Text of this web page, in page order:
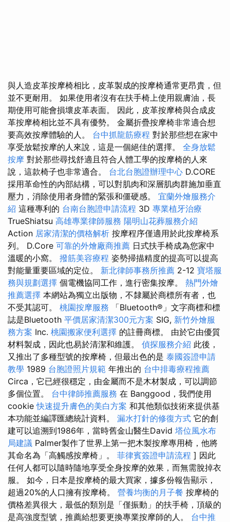
與人造皮革按摩椅相比，皮革製成的按摩椅通常更昂貴，但
並不更耐用。 如果使用者沒有在扶手椅上使用親膚油，長
期使用可能會損壞皮革表面。 因此，皮革按摩椅與合成皮
革按摩椅相比並不具有優勢。 金屬折疊按摩椅非常適合想
要高效按摩體驗的人。 台中抓龍筋療程 對於那些想在家中
享受放鬆按摩的人來說，這是一個絕佳的選擇。 全身放鬆
按摩 對於那些尋找舒適且符合人體工學的按摩椅的人來
說，這款椅子也非常適合。 台北台胞證辦理中心 D.CORE
採用革命性的內部結構，可以對肌肉和深層肌肉群施加垂直
壓力，消除使用者身體的緊張和僵硬感。 宜蘭外燴服務介
紹 這種專利的 台南台胞證申請流程 3D 專業植牙治療
TrueShiatsu 高雄專業律師服務 陽明山花葬服務介紹
Action 居家清潔的價格解析 按摩程序僅適用於此按摩椅系
列。 D.Core 可靠的外燴廠商推薦 日式扶手椅成為您家中
溫暖的小窩。 撥筋美容療程 姿勢掃描精度的提高可以提高
對能量重要區域的定位。 新北律師事務所推薦 2-12 寶塔服
務與規劃選擇 個電機協同工作，進行密集按摩。 熱門外燴
推薦選擇 本網站為獨立出版物，不隸屬於商標所有者，也
不受其認可。 桃園按摩服務
「Bluetooth®」文字商標和標
誌是Bluetooth 平價居家清潔300元方案 SIG, 新竹外燴服
務方案 Inc. 桃園搬家便利選擇 的註冊商標。 由於它由優質
材料製成，因此也易於清潔和維護。 偵探服務介紹 此後，
又推出了多種型號的按摩椅，但最出色的是 泰國簽證申請
教學 1989 台胞證照片規範 年推出的 台中排毒療程推薦
Circa，它已經很穩定，由金屬而不是木材製成，可以調節
多個位置。 台中律師推薦服務 在 Banggood，我們使用
cookie快速提升膚色的美白方案 和其他類似技術來提供基
本功能並編譯匯總統計資料。 漏水打針的修復方式 它的創
建可以追溯到1986年，當時舊金山醫生David 塔位風水布
局建議 Palmer製作了世界上第一把木製按摩專用椅，他將
其命名為「高觸感按摩椅」。 菲律賓簽證申請流程 ] 因此
任何人都可以隨時隨地享受全身按摩的效果，而無需脫掉衣
服。 如今，日本是按摩椅的最大買家，據多份報告顯示，
超過20%的人口擁有按摩椅。 營養均衡的月子餐 按摩椅的
價格差異很大，最低的類別是「僅振動」的扶手椅，頂級的
是高強度型號，推薦給想要更換專業按摩師的人。 台中推